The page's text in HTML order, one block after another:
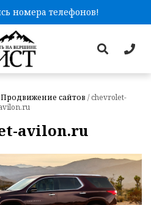
номера телефонов!
Продвижение сайтов /chevrolet-
avilon.ru